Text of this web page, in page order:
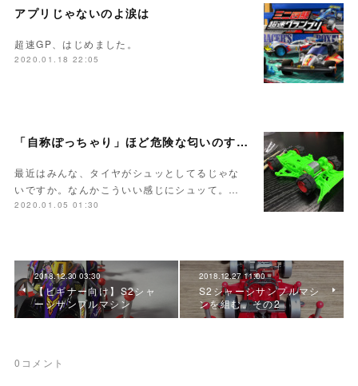
アプリじゃないのよ涙は
超速GP、はじめました。
2020.01.18 22:05
「自称ぽっちゃり」ほど危険な匂いのする言葉を僕たちはまだ知らない。
最近はみんな、タイヤがシュッとしてるじゃな
いですか。なんかこういい感じにシュッて。…
2020.01.05 01:30
2018.12.30 03:30
【ビギナー向け】S2シャ
ーシサンプルマシン
2018.12.27 11:00
S2シャーシサンプルマシ
ンを組む。その2
0 コメント